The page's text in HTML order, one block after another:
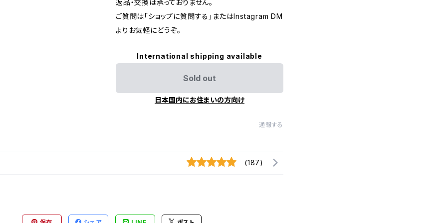
返品・交換は承っておりません。
ご質問は「ショップに質問する」またはInstagram DM
よりお気軽にどうぞ。
International shipping available
Sold out
日本国内にお住まいの方向け
通報する
(187)